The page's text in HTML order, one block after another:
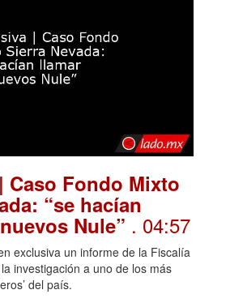
Caso Fondo Mixto
“se hacían
Nule” . 04:57
exclusiva un informe de la Fiscalía
investigación a uno de los más
del país.